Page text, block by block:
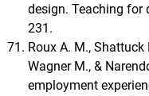
design. Teaching for
231.
Roux A. M., Shattuck
Wagner M., &
employment